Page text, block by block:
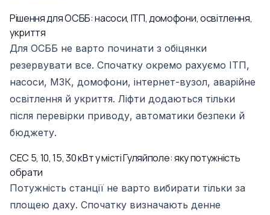
Рішення для ОСББ: насоси, ІТП, домофони, освітлення,
укриття
Для ОСББ не варто починати з обіцянки
резервувати все. Спочатку окремо рахуємо ІТП,
насоси, МЗК, домофони, інтернет-вузол, аварійне
освітлення й укриття. Ліфти додаються тільки
після перевірки приводу, автоматики безпеки й
бюджету.
СЕС 5, 10, 15, 30 кВт у місті Гуляйполе: яку потужність
обрати
Потужність станції не варто вибирати тільки за
площею даху. Спочатку визначають денне